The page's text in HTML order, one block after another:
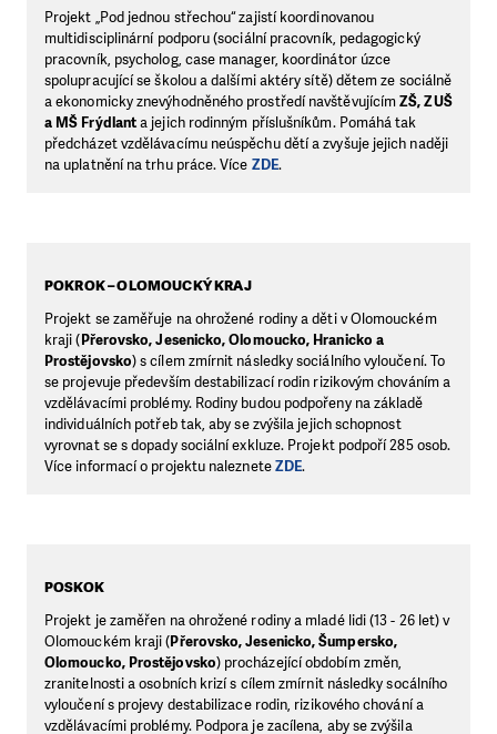
Projekt „Pod jednou střechou“ zajistí koordinovanou
multidisciplinární podporu (sociální pracovník, pedagogický
pracovník, psycholog, case manager, koordinátor úzce
spolupracující se školou a dalšími aktéry sítě) dětem ze sociálně
a ekonomicky znevýhodněného prostředí navštěvujícímZŠ, ZUŠ
a MŠ Frýdlanta jejich rodinným příslušníkům. Pomáhá tak
předcházet vzdělávacímu neúspěchu dětí a zvyšuje jejich naději
na uplatnění na trhu práce. Více ZDE.
POKROK – OLOMOUCKÝ KRAJ
Projekt se zaměřuje na ohrožené rodiny a děti v Olomouckém
kraji (Přerovsko, Jesenicko, Olomoucko, Hranicko a
Prostějovsko) s cílem zmírnit následky sociálního vyloučení. To
se projevuje především destabilizací rodin rizikovým chováním a
vzdělávacími problémy. Rodiny budou podpořeny na základě
individuálních potřeb tak, aby se zvýšila jejich schopnost
vyrovnat se s dopady sociální exkluze. Projekt podpoří 285 osob.
Více informací o projektu nalezneteZDE.
POSKOK
Projekt je zaměřen na ohrožené rodiny a mladé lidi (13 - 26 let) v
Olomouckém kraji (Přerovsko, Jesenicko, Šumpersko,
Olomoucko, Prostějovsko) procházející obdobím změn,
zranitelnosti a osobních krizí s cílem zmírnit následky socálního
vyloučení s projevy destabilizace rodin, rizikového chování a
vzdělávacími problémy. Podpora je zacílena, aby se zvýšila